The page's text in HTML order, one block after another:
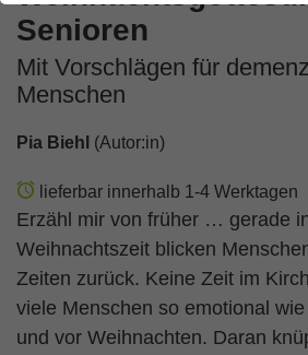
Senioren
Mit Vorschlägen für
Menschen
Pia Biehl (Autor:in)
lieferbar innerhalb 1-4 Werktagen
Erzähl mir von früher … gerade
Weihnachtszeit blicken
Zeiten zurück. Keine Zeit im
viele Menschen so emotional
und vor Weihnachten. Daran